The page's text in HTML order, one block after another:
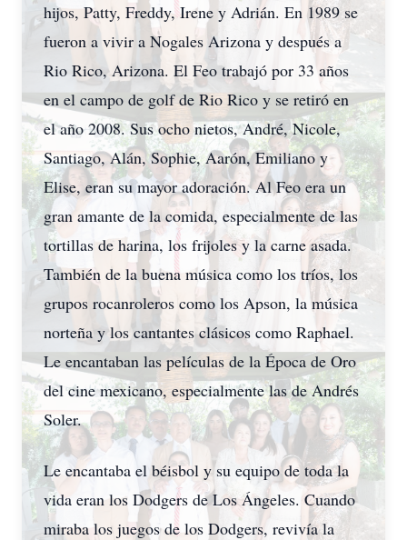
hijos, Patty, Freddy, Irene y Adrián. En 1989 se
fueron a vivir a Nogales Arizona y después a
Rio Rico, Arizona. El Feo trabajó por 33 años
en el campo de golf de Rio Rico y se retiró en
el año 2008. Sus ocho nietos, André, Nicole,
Santiago, Alán, Sophie, Aarón, Emiliano y
Elise, eran su mayor adoración. Al Feo era un
gran amante de la comida, especialmente de las
tortillas de harina, los frijoles y la carne asada.
También de la buena música como los tríos, los
grupos rocanroleros como los Apson, la música
norteña y los cantantes clásicos como Raphael.
Le encantaban las películas de la Época de Oro
del cine mexicano, especialmente las de Andrés
Soler.
Le encantaba el béisbol y su equipo de toda la
vida eran los Dodgers de Los Ángeles. Cuando
miraba los juegos de los Dodgers, revivía la